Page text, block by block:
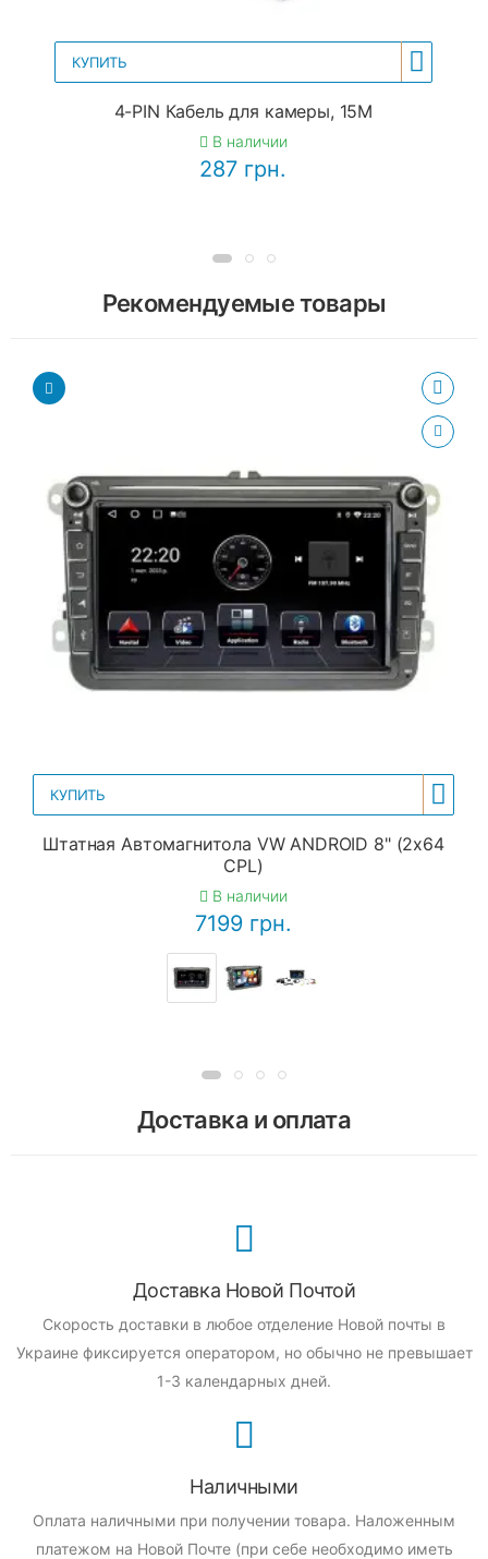
КУПИТЬ
4-PIN Кабель для камеры, 15М
В наличии
287 грн.
Рекомендуемые товары
КУПИТЬ
Штатная Автомагнитола VW ANDROID 8" (2x64
CPL)
В наличии
7199 грн.
Доставка и оплата
Доставка Новой Почтой
Скорость доставки в любое отделение Новой почты в
Украине фиксируется оператором, но обычно не превышает
1-3 календарных дней.
Наличными
Оплата наличными при получении товара. Наложенным
платежом на Новой Почте (при себе необходимо иметь